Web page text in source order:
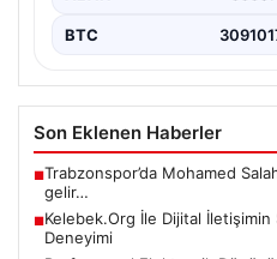
BTC
Son Eklenen Haberler
■Trabzonspor’da Mohamed
gelir…
■Kelebek.Org İle Dijital
Deneyimi